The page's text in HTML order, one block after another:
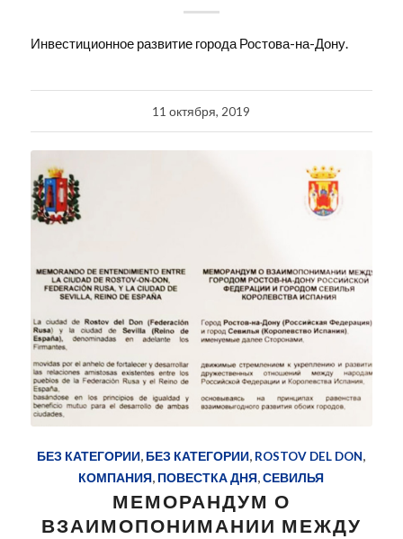
Инвестиционное развитие города Ростова-на-Дону.
11 октября, 2019
БЕЗ КАТЕГОРИИ, БЕЗ КАТЕГОРИИ, ROSTOV DEL DON,
КОМПАНИЯ, ПОВЕСТКА ДНЯ,СЕВИЛЬЯ
МЕМОРАНДУМ О
ВЗАИМОПОНИМАНИИ МЕЖДУ